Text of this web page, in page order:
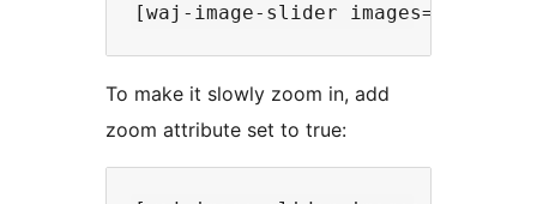
To make it slowly zoom in, add
zoom attribute set to true: